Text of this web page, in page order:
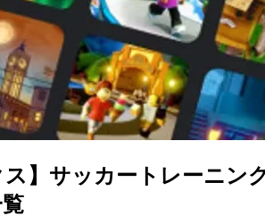
ス】サッカートレーニン